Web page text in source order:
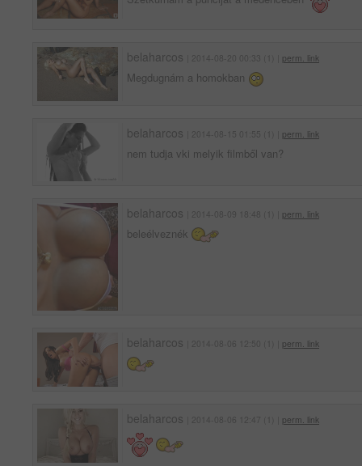
belaharcos | 2014-08-20 00:33 (1) | perm. link
Megdugnám a homokban
belaharcos | 2014-08-15 01:55 (1) | perm. link
nem tudja vki melyik filmből van?
belaharcos | 2014-08-09 18:48 (1) | perm. link
beleélveznék
belaharcos | 2014-08-06 12:50 (1) | perm. link
belaharcos | 2014-08-06 12:47 (1) | perm. link